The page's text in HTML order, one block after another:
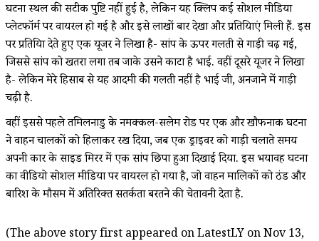
घटना स्थल की सटीक पुष्टि नहीं हुई है, लेकिन यह क्लिप कई सोशल मीडिया
प्लेटफॉर्म पर वायरल हो गई है और इसे लाखों बार देखा और प्रतिक्रियाएं मिली हैं. इस
पर प्रतिक्रिया देते हुए एक यूजर ने लिखा है- सांप के ऊपर गलती से गाड़ी चढ़ गई,
जिससे सांप को खतरा लगा तब जाके उसने काटा है भाई. वहीं दूसरे यूजर ने लिखा
है- लेकिन मेरे हिसाब से यह आदमी की गलती नहीं है भाई जी, अनजाने में गाड़ी
चढ़ी है.
वहीं इससे पहले तमिलनाडु के नमक्कल-सलेम रोड पर एक और खौफनाक घटना
ने वाहन चालकों को हिलाकर रख दिया, जब एक ड्राइवर को गाड़ी चलाते समय
अपनी कार के साइड मिरर में एक सांप छिपा हुआ दिखाई दिया. इस भयावह घटना
का वीडियो सोशल मीडिया पर वायरल हो गया है, जो वाहन मालिकों को ठंड और
बारिश के मौसम में अतिरिक्त सतर्कता बरतने की चेतावनी देता है.
(The above story first appeared on LatestLY on Nov 13,